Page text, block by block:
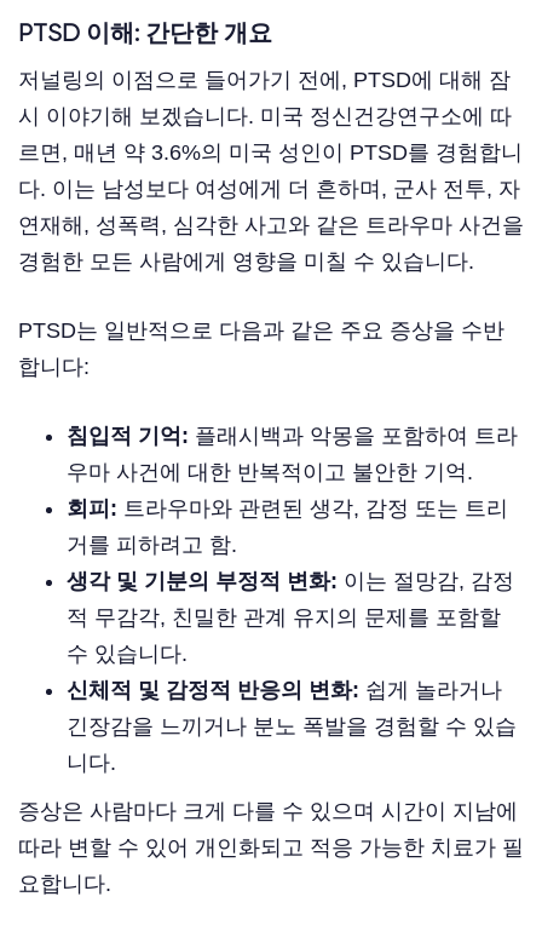
PTSD 이해: 간단한 개요
저널링의 이점으로 들어가기 전에, PTSD에 대해 잠
시 이야기해 보겠습니다. 미국 정신건강연구소에 따
르면, 매년 약 3.6%의 미국 성인이 PTSD를 경험합니
다. 이는 남성보다 여성에게 더 흔하며, 군사 전투, 자
연재해, 성폭력, 심각한 사고와 같은 트라우마 사건을
경험한 모든 사람에게 영향을 미칠 수 있습니다.
PTSD는 일반적으로 다음과 같은 주요 증상을 수반
합니다:
침입적 기억: 플래시백과 악몽을 포함하여 트라
우마 사건에 대한 반복적이고 불안한 기억.
회피: 트라우마와 관련된 생각, 감정 또는 트리
거를 피하려고 함.
생각 및 기분의 부정적 변화: 이는 절망감, 감정
적 무감각, 친밀한 관계 유지의 문제를 포함할
수 있습니다.
신체적 및 감정적 반응의 변화: 쉽게 놀라거나
긴장감을 느끼거나 분노 폭발을 경험할 수 있습
니다.
증상은 사람마다 크게 다를 수 있으며 시간이 지남에
따라 변할 수 있어 개인화되고 적응 가능한 치료가 필
요합니다.